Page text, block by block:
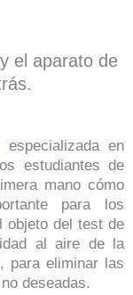
el aparato de
especializada en
estudiantes de
mano cómo
para los
objeto del test de
al aire de la
para eliminar las
deseadas.